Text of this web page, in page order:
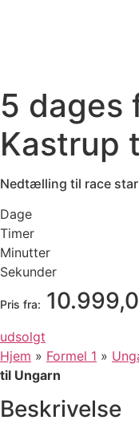
5 dages
Kastrup
Nedtælling til race
Dage
Timer
Minutter
Sekunder
Pris fra:
udsolgt
Hjem » Formel 1 »
til Ungarn
Beskrivelse